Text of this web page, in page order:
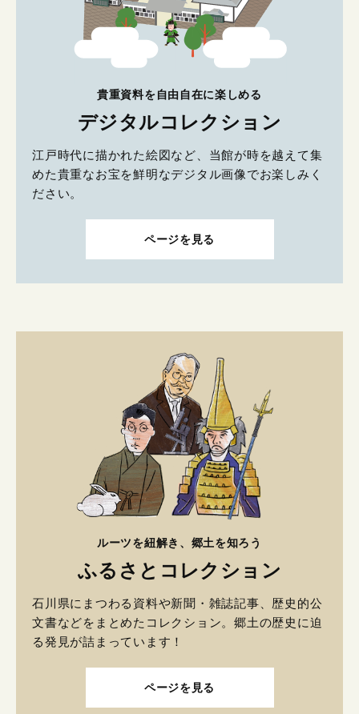
貴重資料を自由自在に楽しめる
デジタルコレクション
江戸時代に描かれた絵図など、当館が時を越えて集
めた貴重なお宝を鮮明なデジタル画像でお楽しみく
ださい。
ページを見る
ルーツを紐解き、郷土を知ろう
ふるさとコレクション
石川県にまつわる資料や新聞・雑誌記事、歴史的公
文書などをまとめたコレクション。郷土の歴史に迫
る発見が詰まっています！
ページを見る